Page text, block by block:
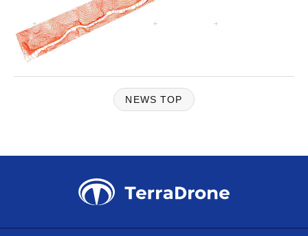
NEWS TOP